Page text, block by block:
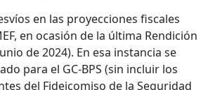
en las proyecciones fiscales
en ocasión de la última Rendición
de 2024). En esa instancia se
para el GC-BPS (sin incluir los
del Fideicomiso de la Seguridad